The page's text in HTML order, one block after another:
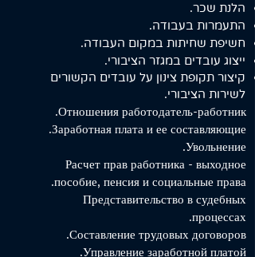
הלנת שכר.
התעמרות בעבודה.
חשיפת שחיתות במקום העבודה.
ייצוג עובדים במגזר הציבורי.
קיצור תקופת צינון על עובדים הקשורים
לשירות הציבורי.
Отношения работодатель-работник.
Заработная плата и ее составляющие.
Увольнение.
Расчет прав работника - выходное
пособие, пенсия и социальные права.
Представительство в судебных
процессах.
Составление трудовых договоров.
Управление заработной платой.